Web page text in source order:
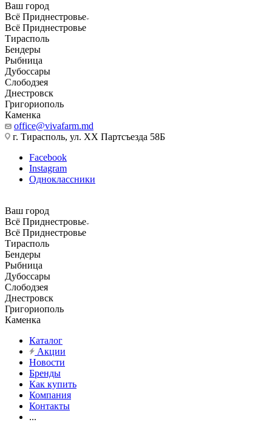
Ваш город
Всё Приднестровье
Всё Приднестровье
Тирасполь
Бендеры
Рыбница
Дубоссары
Слободзея
Днестровск
Григориополь
Каменка
office@vivafarm.md
г. Тирасполь, ул. ХХ Партсъезда 58Б
Facebook
Instagram
Одноклассники
Ваш город
Всё Приднестровье
Всё Приднестровье
Тирасполь
Бендеры
Рыбница
Дубоссары
Слободзея
Днестровск
Григориополь
Каменка
Каталог
Акции
Новости
Бренды
Как купить
Компания
Контакты
...